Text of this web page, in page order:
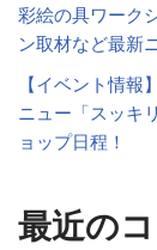
彩絵の具ワーク
ン取材など最新
【イベント情
ニュー「スッキ
ョップ日程！
最近の